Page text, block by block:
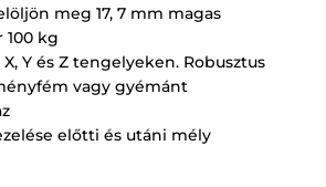
meg 17, 7 mm magas
100 kg
Y és Z tengelyeken. Robusztus
vagy gyémánt
előtti és utáni mély